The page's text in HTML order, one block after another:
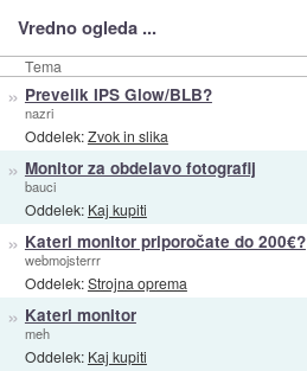
Vredno ogleda ...
Tema
» Prevelik IPS Glow/BLB?
nazri
Oddelek:Zvok in slika
» Monitor za obdelavo fotografij
bauci
Oddelek: Kaj kupiti
» Kateri monitor priporočate do 200€?
webmojsterrr
Oddelek:Strojna oprema
» Kateri monitor
meh
Oddelek: Kaj kupiti